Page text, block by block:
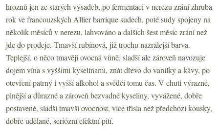
hroznů jen ze starých výsadeb, po fermentaci v nerezu zrání zhruba
rok ve francouzských Allier barrique sudech, poté sudy spojeny na
několik měsíců v nerezu, lahvováno a dalších šest měsíc zrání než
jde do prodeje. Tmavší rubínová, již trochu nazrálejší barva.
Teplejší, o něco tmavěji ovocná vůně, sladší ale zároveň navozuje
dojem vína s vyššími kyselinami, znát dřevo do vanilky a kávy, po
otevření patrný i vyšší alkohol a svědčí tomu čas. V chuti výrazné,
plnější a důrazné a zároveň bezvadné kyseliny, vyvážené, dobře
postavené, sladší tmavší ovocnost, více třísla než předchozí kousky,
dobře udělané, seriózní efektní pití.